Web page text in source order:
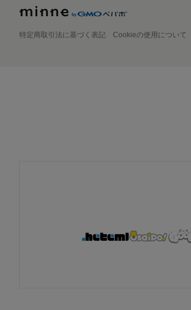
特定商取引法に基づく表記 Cookieの使用について